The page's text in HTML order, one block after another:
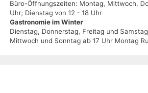
Büro-Öffnungszeiten: Montag, Mittwoch,
Uhr; Dienstag von 12 - 18 Uhr
Gastronomie im Winter
Dienstag, Donnerstag, Freitag und
Mittwoch und Sonntag ab 17 Uhr Montag